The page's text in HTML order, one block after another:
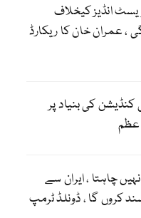
انڈیز کیخلاف
، عمران خان کا ریکارڈ
کنڈیشن کی بنیاد پر
چاہتا ، ایران سے
کروں گا ، ڈونلڈ ٹرمپ